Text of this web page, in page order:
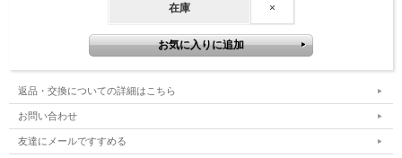
在庫 ×
返品・交換についての詳細はこちら
お問い合わせ
友達にメールですすめる